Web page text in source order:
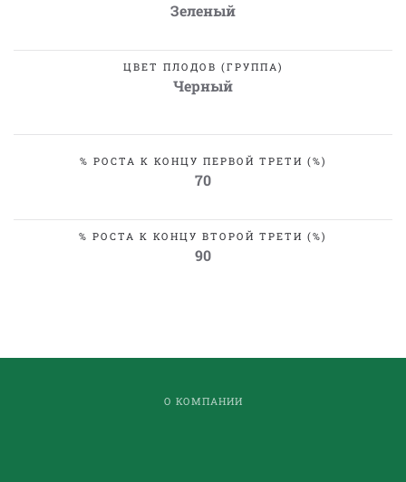
Зеленый
ЦВЕТ ПЛОДОВ (ГРУППА)
Черный
% РОСТА К КОНЦУ ПЕРВОЙ ТРЕТИ (%)
70
% РОСТА К КОНЦУ ВТОРОЙ ТРЕТИ (%)
90
О КОМПАНИИ